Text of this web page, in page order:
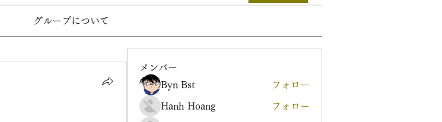
グループについて
メンバー
Byn Bst
フォロー
Hanh Hoang フォロー